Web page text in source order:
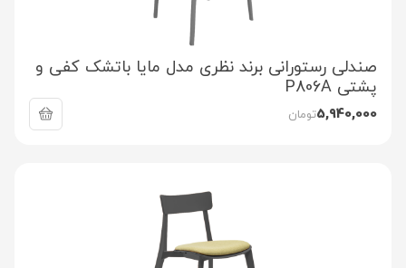
صندلی رستورانی برند نظری مدل مایا باتشک کفی و
پشتی P806A
5,940,000تومان